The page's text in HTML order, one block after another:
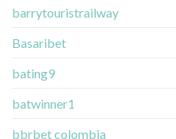
barrytouristrailway
Basaribet
bating9
batwinner1
bbrbet colombia